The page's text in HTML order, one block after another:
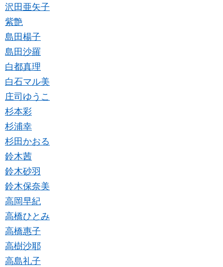
沢田亜矢子
紫艶
島田楊子
島田沙羅
白都真理
白石マル美
庄司ゆうこ
杉本彩
杉浦幸
杉田かおる
鈴木茜
鈴木砂羽
鈴木保奈美
高岡早紀
高橋ひとみ
高橋惠子
高樹沙耶
高島礼子